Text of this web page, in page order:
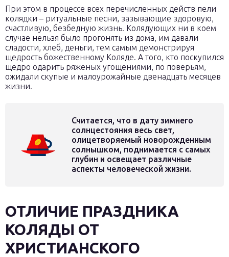
При этом в процессе всех перечисленных действ пели
колядки – ритуальные песни, зазывающие здоровую,
счастливую, безбедную жизнь. Колядующих ни в коем
случае нельзя было прогонять из дома, им давали
сладости, хлеб, деньги, тем самым демонстрируя
щедрость божественному Коляде. А того, кто поскупился
щедро одарить ряженых угощениями, по поверьям,
ожидали скупые и малоурожайные двенадцать месяцев
жизни.
Считается, что в дату зимнего
солнцестояния весь свет,
олицетворяемый новорожденным
солнышком, поднимается с самых
глубин и освещает различные
аспекты человеческой жизни.
ОТЛИЧИЕ ПРАЗДНИКА
КОЛЯДЫ ОТ
ХРИСТИАНСКОГО